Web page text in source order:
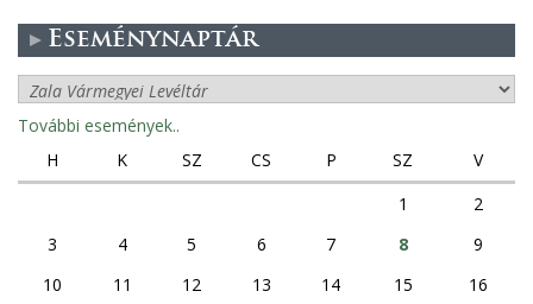
Eseménynaptár
További események..
H
K SZ CS P SZ
V
1
2
3
4 5 6 7 8
9
10
11 12 13 14 15
16